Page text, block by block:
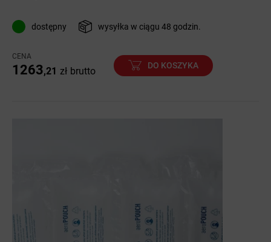
dostępny wysyłka w ciągu 48 godzin.
CENA
1263,21 zł brutto
DO KOSZYKA